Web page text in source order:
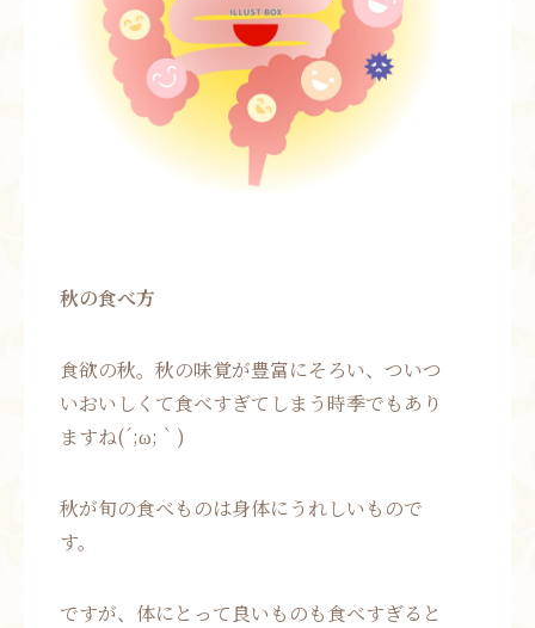
秋の食べ方
食欲の秋。秋の味覚が豊富にそろい、ついつ
いおいしくて食べすぎてしまう時季でもあり
ますね(´;ω;｀)
秋が旬の食べものは身体にうれしいもので
す。
ですが、体にとって良いものも食べすぎると